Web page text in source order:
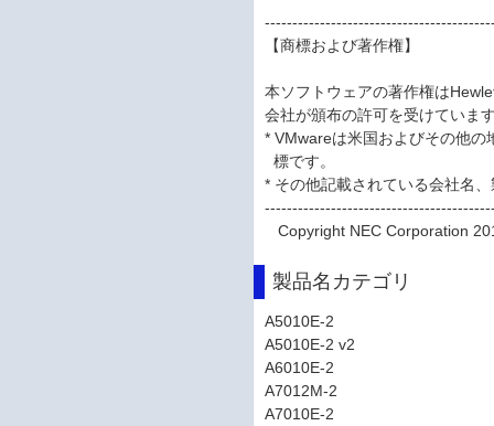
【商標および著作権】
本ソフトウェアの著作権は
会社が頒布の許可を受けていま
* VMwareは米国およびその他
標です。
* その他記載されている会社名
Copyright NEC Corporation
製品名カテゴリ
A5010E-2
A5010E-2 v2
A6010E-2
A7012M-2
A7010E-2